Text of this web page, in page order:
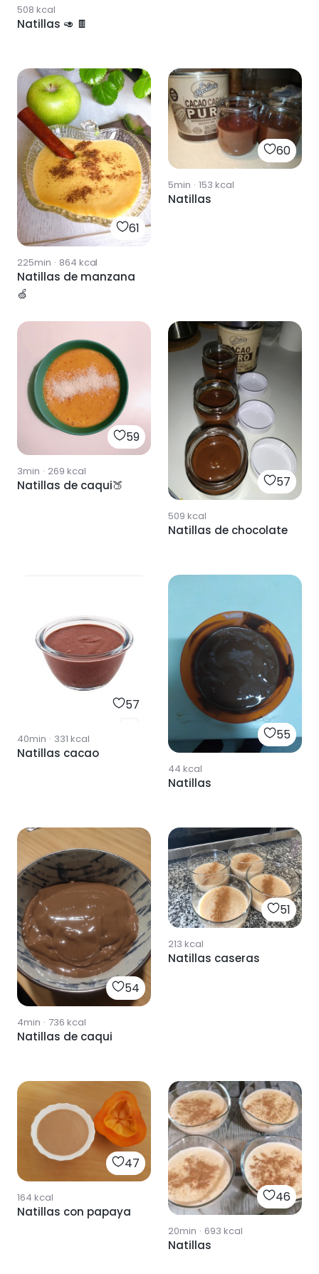
508 kcal
Natillas 🥑 🍫
61
225min · 864 kcal
Natillas de manzana
🍏
60
5min · 153 kcal
Natillas
59
3min · 269 kcal
Natillas de caqui🍑 57
509 kcal
Natillas de chocolate
57
40min · 331 kcal
Natillas cacao
55
44 kcal
Natillas
54
4min · 736 kcal
Natillas de caqui
51
213 kcal
Natillas caseras
47
164 kcal
Natillas con papaya
46
20min · 693 kcal
Natillas